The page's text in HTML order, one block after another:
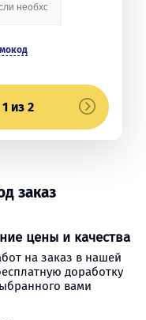
из 2
заказ
цены и качества
на заказ в нашей
доработку
вами